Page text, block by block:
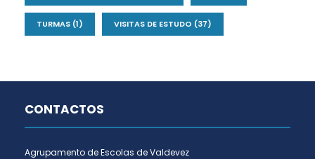
TURMAS (1) VISITAS DE ESTUDO (37)
CONTACTOS
Agrupamento de Escolas de Valdevez